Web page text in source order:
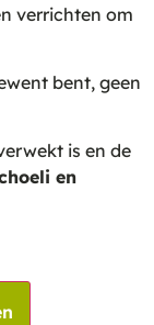
verrichten om
bent, geen
is en de
en